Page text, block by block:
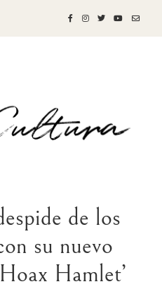
de los
su nuevo
Hamlet’